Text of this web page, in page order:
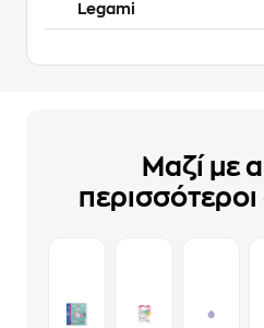
Legami
Μαζί με